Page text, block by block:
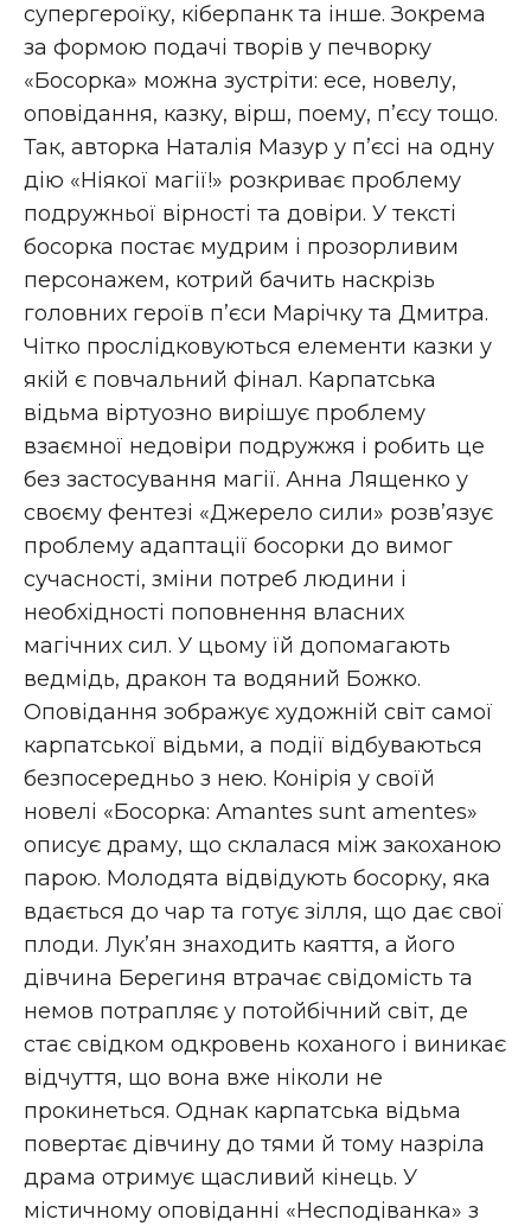
супергероїку, кіберпанк та інше. Зокрема
за формою подачі творів у печворку
«Босорка» можна зустріти: есе, новелу,
оповідання, казку, вірш, поему, п’єсу тощо.
Так, авторка Наталія Мазур у п’єсі на одну
дію «Ніякої магії!» розкриває проблему
подружньої вірності та довіри. У тексті
босорка постає мудрим і прозорливим
персонажем, котрий бачить наскрізь
головних героїв п’єси Марічку та Дмитра.
Чітко прослідковуються елементи казки у
якій є повчальний фінал. Карпатська
відьма віртуозно вирішує проблему
взаємної недовіри подружжя і робить це
без застосування магії. Анна Лященко у
своєму фентезі «Джерело сили» розв’язує
проблему адаптації босорки до вимог
сучасності, зміни потреб людини і
необхідності поповнення власних
магічних сил. У цьому їй допомагають
ведмідь, дракон та водяний Божко.
Оповідання зображує художній світ самої
карпатської відьми, а події відбуваються
безпосередньо з нею. Конірія у своїй
новелі «Босорка: Аmantes sunt amentes»
описує драму, що склалася між закоханою
парою. Молодята відвідують босорку, яка
вдається до чар та готує зілля, що дає свої
плоди. Лук’ян знаходить каяття, а його
дівчина Берегиня втрачає свідомість та
немов потрапляє у потойбічний світ, де
стає свідком одкровень коханого і виникає
відчуття, що вона вже ніколи не
прокинеться. Однак карпатська відьма
повертає дівчину до тями й тому назріла
драма отримує щасливий кінець. У
містичному оповіданні «Несподіванка» з